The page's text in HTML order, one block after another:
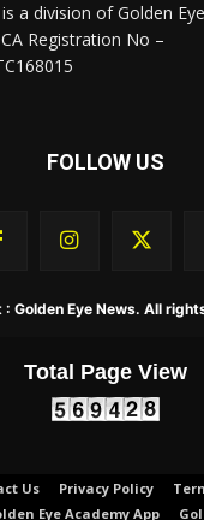
a division of Golden
Registration No –
FOLLOW US
Golden Eye News. All
Total Page View
Us Privacy Policy
Eye Academy App